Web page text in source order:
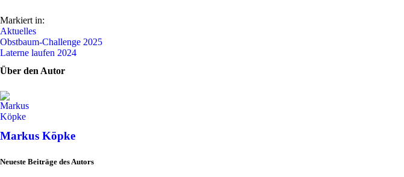
Markiert in:
Aktuelles
Obstbaum-Challenge 2025
Laterne laufen 2024
Über den Autor
Markus Köpke
Neueste Beiträge des Autors